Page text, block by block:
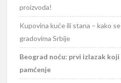
proizvoda!
Kupovina kuće ili stana – kako
gradovima Srbije
Beograd noću: prvi izlazak
pamćenje